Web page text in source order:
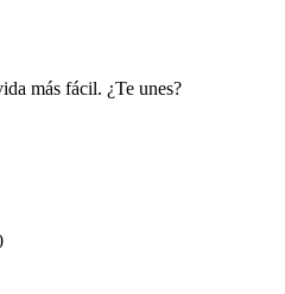
más fácil. ¿Te unes?